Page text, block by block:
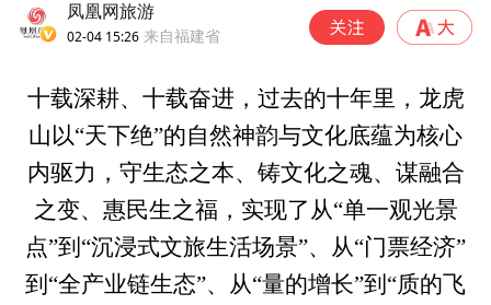
凤凰网旅游
02-04 15:26 来自福建省
十载深耕、十载奋进，过去的十年里，龙虎
山以“天下绝”的自然神韵与文化底蕴为核心
内驱力，守生态之本、铸文化之魂、谋融合
之变、惠民生之福，实现了从“单一观光景
点”到“沉浸式文旅生活场景”、从“门票经济”
到“全产业链生态”、从“量的增长”到“质的飞